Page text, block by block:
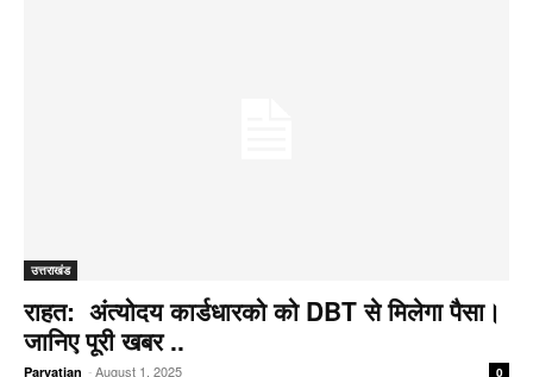
उत्तराखंड
राहत: अंत्योदय कार्डधारको को DBT से मिलेगा पैसा।
जानिए पूरी खबर ..
Parvatjan -August 1, 2025 0